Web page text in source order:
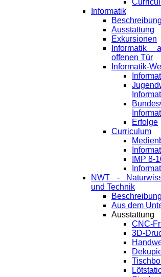
Informatik
Beschreibung
Ausstattung
Exkursionen
offenen Tür
Informatik-
Erfolge
Curriculum
IMP 8-
NWT -
und Technik
Beschreibung
Aus dem
Ausstattung
CNC-
3D-